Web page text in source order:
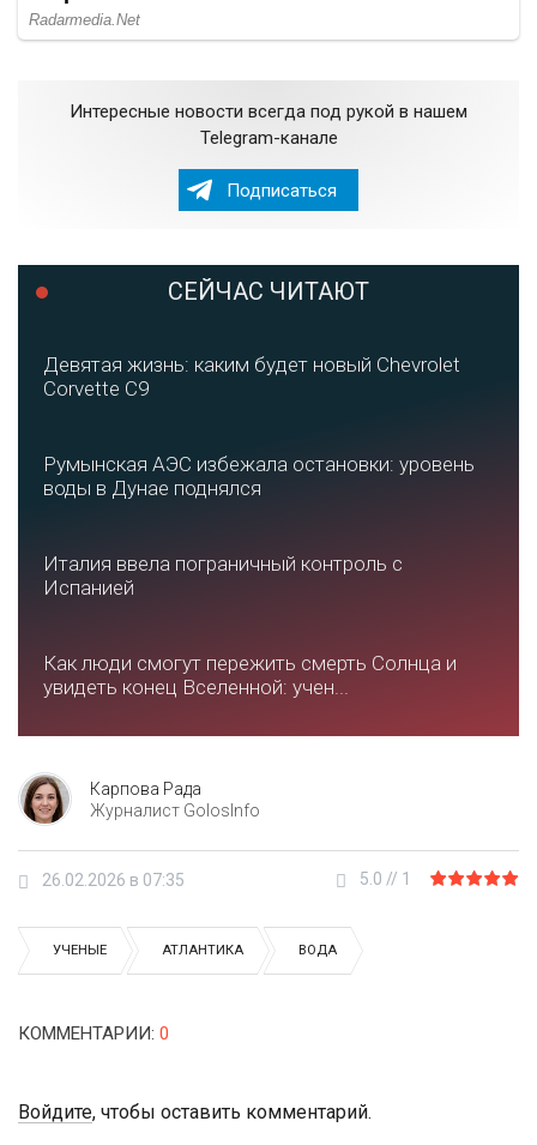
Интересные новости всегда под рукой в нашем
Telegram-канале
Подписаться
СЕЙЧАС ЧИТАЮТ
Девятая жизнь: каким будет новый Chevrolet
Corvette C9
Румынская АЭС избежала остановки: уровень
воды в Дунае поднялся
Италия ввела пограничный контроль с
Испанией
Как люди смогут пережить смерть Солнца и
увидеть конец Вселенной: учен...
Карпова Рада
Журналист GolosInfo
26.02.2026 в 07:35 5.0 // 1
УЧЕНЫЕ АТЛАНТИКА ВОДА
КОММЕНТАРИИ: 0
Войдите, чтобы оставить комментарий.